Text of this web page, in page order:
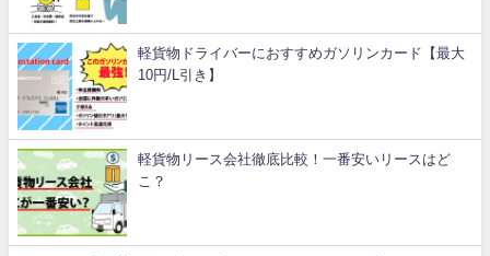
軽貨物ドライバーにおすすめガソリンカード【最大
10円/L引き】
軽貨物リース会社徹底比較！一番安いリースはど
こ？